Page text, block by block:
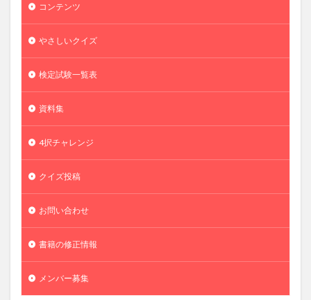
コンテンツ
やさしいクイズ
検定試験一覧表
資料集
4択チャレンジ
クイズ投稿
お問い合わせ
書籍の修正情報
メンバー募集